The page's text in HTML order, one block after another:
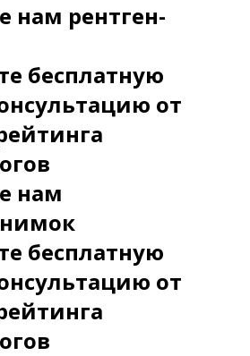
нам рентген-
бесплатную
от
нам
бесплатную
от